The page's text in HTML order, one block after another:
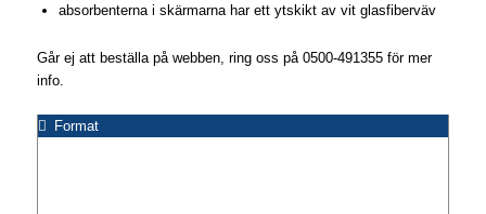
absorbenterna i skärmarna har ett ytskikt av vit glasfiberväv
Går ej att beställa på webben, ring oss på 0500-491355 för mer
info.
Format